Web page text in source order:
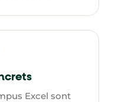
Excel sont